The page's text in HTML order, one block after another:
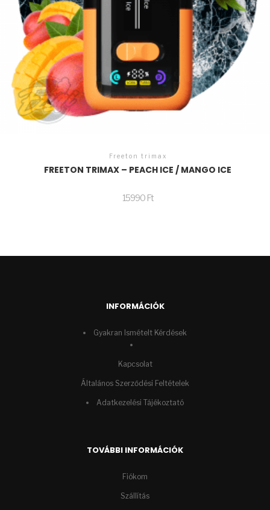
Freeton trimax
FREETON TRIMAX – PEACH ICE / MANGO ICE
15990 Ft
INFORMÁCIÓK
Gyakran Ismételt Kérdések
Kapcsolat
Általános Szerződési Feltételek
Adatkezelési Tájékoztató
TOVÁBBI INFORMÁCIÓK
Fiókom
Szállítás